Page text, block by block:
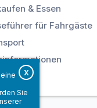
Sie
X
& Essen
für Fahrgäste